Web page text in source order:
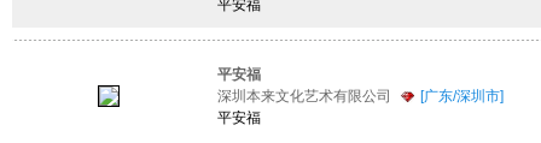
平安福
平安福
深圳本来文化艺术有限公司
[广东/深圳市]
平安福